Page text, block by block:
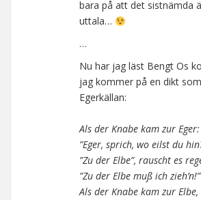
bara på att det sistnämda
uttala…
…
Nu har jag läst Bengt Os
jag kommer på en dikt
Egerkällan:
Als der Knabe kam zur Eger:
”Eger, sprich, wo eilst du
”Zu der Elbe”, rauscht es
”Zu der Elbe muß ich zieh’n!”
Als der Knabe kam zur Elbe,